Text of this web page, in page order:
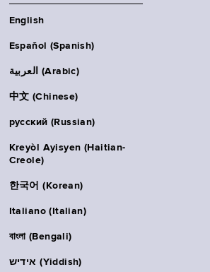
English
Español (Spanish)
العربية (Arabic)
中文 (Chinese)
русский (Russian)
Kreyòl Ayisyen (Haitian-
Creole)
한국어 (Korean)
Italiano (Italian)
বাংলা (Bengali)
אידיש (Yiddish)